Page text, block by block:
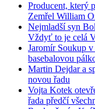
Producent, který
Zemřel William
Nejmladší syn
Vždyť to je celá
Jaromír Soukup
basebalovou
Martin Dejdar a
novou řadu
Vojta Kotek
řada předčí